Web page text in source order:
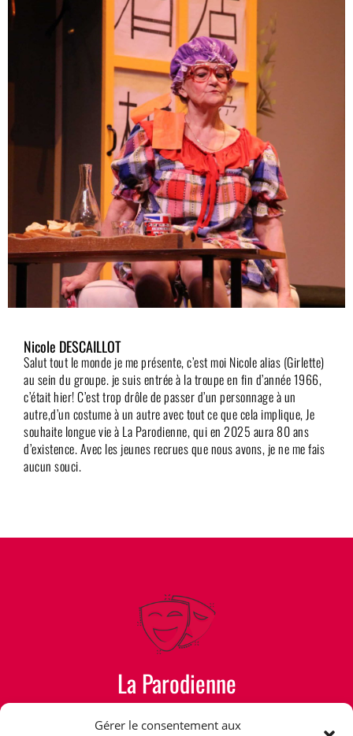
Gérer le consentement aux
Nicole DESCAILLOT
Salut tout le monde je me présente, c’est moi Nicole alias (Girlette)
au sein du groupe. je suis entrée à la troupe en fin d’année 1966,
c’était hier! C’est trop drôle de passer d’un personnage à un
autre,d’un costume à un autre avec tout ce que cela implique, Je
souhaite longue vie à La Parodienne, qui en 2025 aura 80 ans
d’existence. Avec les jeunes recrues que nous avons, je ne me fais
aucun souci.
La Parodienne